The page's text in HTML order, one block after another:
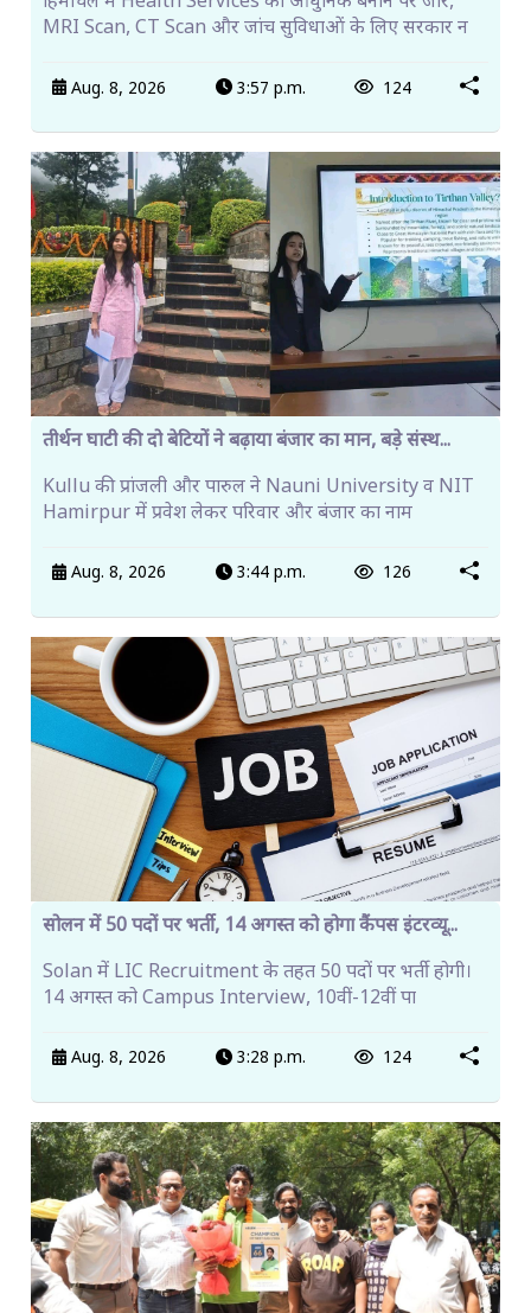
MRI Scan, CT Scan और जांच सुविधाओं के लिए सरकार न
Aug. 8, 2026 3:57 p.m. 124
तीर्थन घाटी की दो बेटियों ने बढ़ाया बंजार का मान, बड़े संस्थ...
Kullu की प्रांजली और पारुल ने Nauni University व NIT
Hamirpur में प्रवेश लेकर परिवार और बंजार का नाम
Aug. 8, 2026 3:44 p.m. 126
सोलन में 50 पदों पर भर्ती, 14 अगस्त को होगा कैंपस इंटरव्यू...
Solan में LIC Recruitment के तहत 50 पदों पर भर्ती होगी।
14 अगस्त को Campus Interview, 10वीं-12वीं पा
Aug. 8, 2026 3:28 p.m. 124